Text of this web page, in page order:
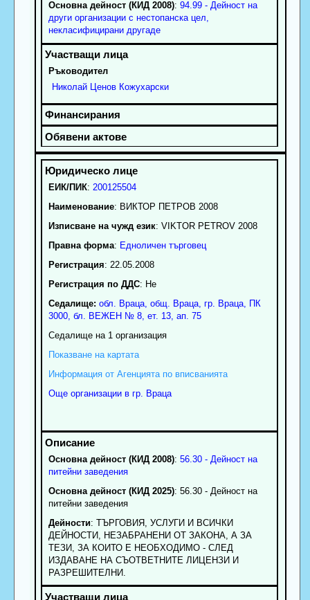
Основна дейност (КИД 2008): 94.99 - Дейност на
други организации с нестопанска цел,
некласифицирани другаде
Ръководител
Николай Ценов Кожухарски
ЕИК/ПИК: 200125504
Наименование: ВИКТОР ПЕТРОВ 2008
Изписване на чужд език: VIKTOR PETROV 2008
Правна форма: Едноличен търговец
Регистрация: 22.05.2008
Регистрация по ДДС: Нe
Седалище: обл. Враца, общ. Враца, гр. Враца, ПК
3000, бл. ВЕЖЕН № 8, ет. 13, ап. 75
Седалище на 1 организация
Показване на картата
Информация от Агенцията по вписванията
Още организации в гр. Враца
Основна дейност (КИД 2008): 56.30 - Дейност на
питейни заведения
Основна дейност (КИД 2025): 56.30 - Дейност на
питейни заведения
Дейности: ТЪРГОВИЯ, УСЛУГИ И ВСИЧКИ
ДЕЙНОСТИ, НЕЗАБРАНЕНИ ОТ ЗАКОНА, А ЗА
ТЕЗИ, ЗА КОИТО Е НЕОБХОДИМО - СЛЕД
ИЗДАВАНЕ НА СЪОТВЕТНИТЕ ЛИЦЕНЗИ И
РАЗРЕШИТЕЛНИ.